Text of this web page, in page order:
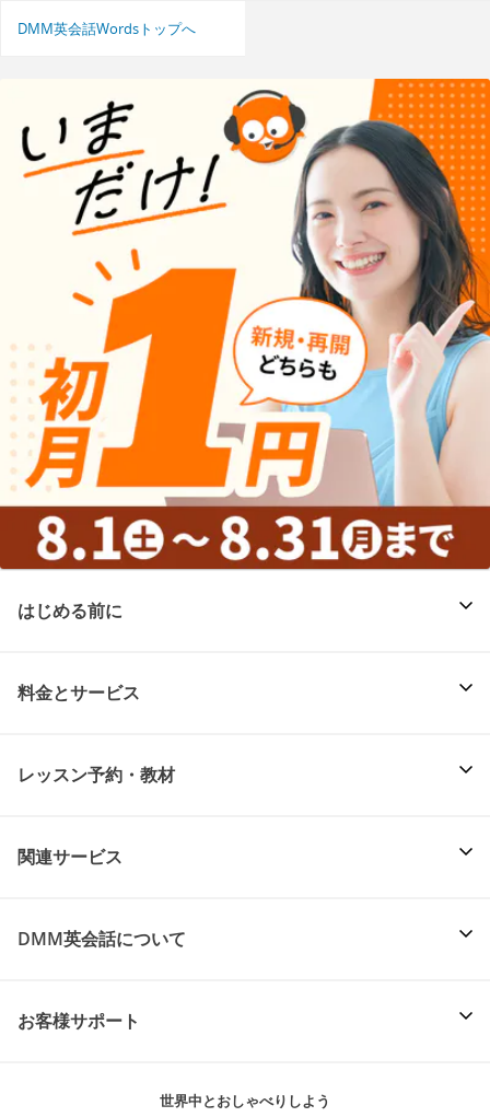
DMM英会話Wordsトップへ
はじめる前に
料金とサービス
レッスン予約・教材
関連サービス
DMM英会話について
お客様サポート
世界中とおしゃべりしよう